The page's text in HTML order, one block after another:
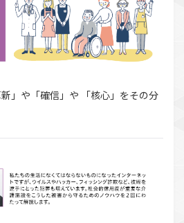
」や「確信」や 「核心」をその分